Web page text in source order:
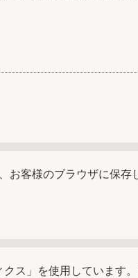
客様のブラウザに保
ス」を使用しています